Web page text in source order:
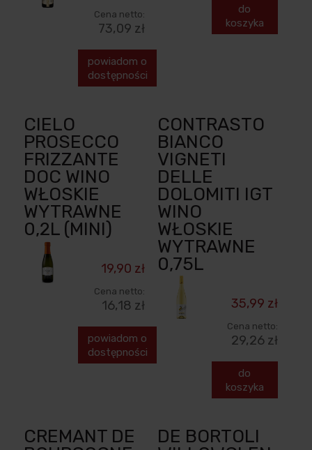
Cena netto:
73,09 zł
powiadom o
dostępności
do
koszyka
CIELO
PROSECCO
FRIZZANTE
DOC WINO
WŁOSKIE
WYTRAWNE
0,2L (MINI)
19,90 zł
Cena netto:
16,18 zł
powiadom o
dostępności
CONTRASTO
BIANCO
VIGNETI
DELLE
DOLOMITI IGT
WINO
WŁOSKIE
WYTRAWNE
0,75L
35,99 zł
Cena netto:
29,26 zł
do
koszyka
CREMANT DE
DE BORTOLI